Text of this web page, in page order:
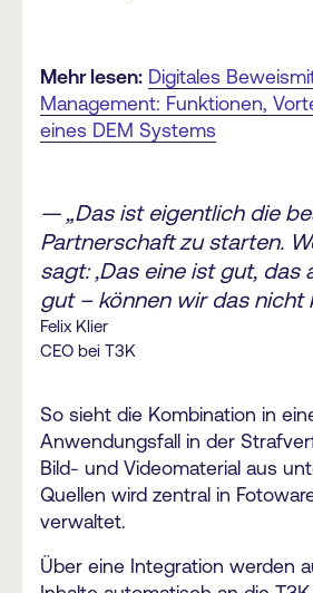
Mehr lesen: Digitales
Management: Funktionen,
eines DEM Systems
— „Das ist eigentlich die
Partnerschaft zu starten.
sagt: ‚Das eine ist gut, das
gut – können wir das nicht
Felix Klier
CEO bei T3K
So sieht die Kombination in
Anwendungsfall in der
Bild- und Videomaterial aus
Quellen wird zentral in
verwaltet.
Über eine Integration werden